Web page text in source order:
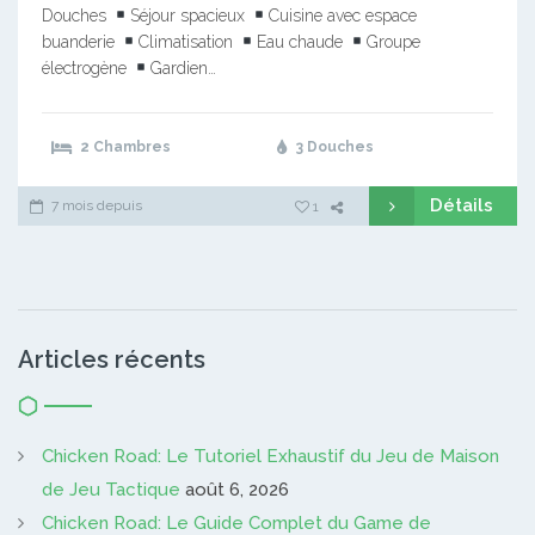
Douches
Séjour spacieux
Cuisine avec espace
buanderie
Climatisation Eau chaude
Groupe
électrogène
Gardien…
2 Chambres 3 Douches
7 mois depuis 1 Détails
Articles récents
Chicken Road: Le Tutoriel Exhaustif du Jeu de Maison
de Jeu Tactique août 6, 2026
Chicken Road: Le Guide Complet du Game de